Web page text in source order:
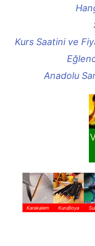
Kurs Saatini ve
Anadolu
Karakalem KuruBoya